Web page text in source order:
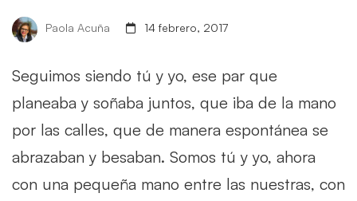
Paola Acuña 14 febrero, 2017
Seguimos siendo tú y yo, ese par que
planeaba y soñaba juntos, que iba de la mano
por las calles, que de manera espontánea se
abrazaban y besaban. Somos tú y yo, ahora
con una pequeña mano entre las nuestras, con